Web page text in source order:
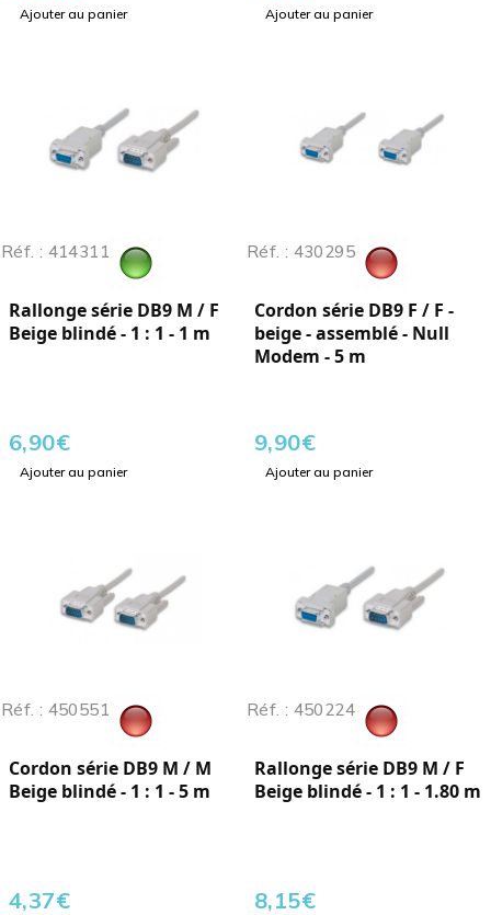
Ajouter au panier Ajouter au panier
Réf. : 414311
Rallonge série DB9 M / F
Beige blindé - 1 : 1 - 1 m
6,90€
Ajouter au panier
Réf. : 430295
Cordon série DB9 F / F -
beige - assemblé - Null
Modem - 5 m
9,90€
Ajouter au panier
Réf. : 450551
Cordon série DB9 M / M
Beige blindé - 1 : 1 - 5 m
4,37€
Réf. : 450224
Rallonge série DB9 M / F
Beige blindé - 1 : 1 - 1.80 m
8,15€